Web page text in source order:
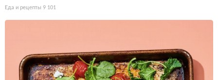
Еда и рецепты 9 101